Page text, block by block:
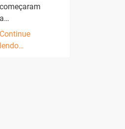
começaram
a…
Continue
lendo…